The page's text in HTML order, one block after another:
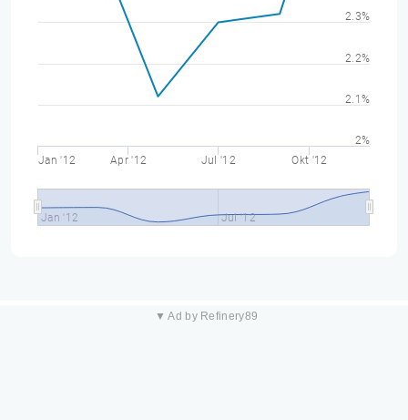
Jan '12 Apr '12 Jul '12 Okt '12
Jan '12 Jul '12
2%
2.1%
2.2%
2.3%
▼ Ad by Refinery89